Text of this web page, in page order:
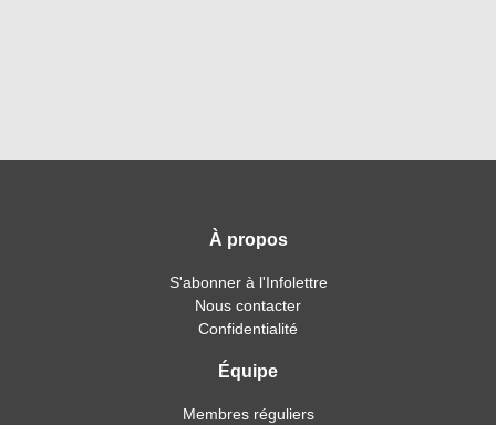
À propos
S'abonner à l'Infolettre
Nous contacter
Confidentialité
Équipe
Membres réguliers